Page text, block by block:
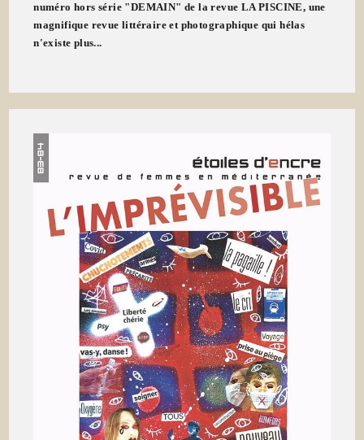
numéro hors série "DEMAIN" de la revue LA PISCINE, une
magnifique revue littéraire et photographique qui hélas
n'existe plus...